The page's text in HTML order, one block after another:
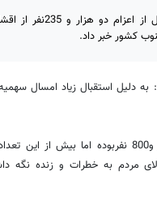
آمل - خبرگزاری مهر: جانشین
کشور خبر داد.
دلیل استقبال زیاد امسال
وی با اشاره به اینکه سهمیه پارسال این شهرستان هزار و800
مردم به خطرات و زنده نگه